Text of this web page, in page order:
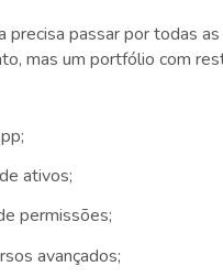
precisa passar por todas
mas um portfólio com
ativos;
permissões;
avançados;